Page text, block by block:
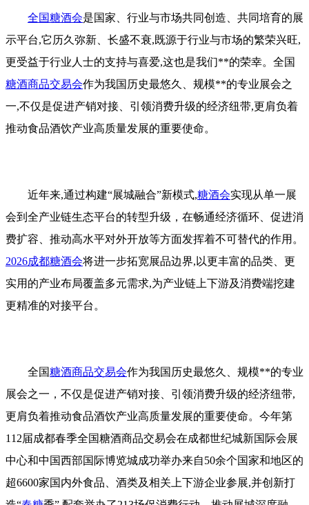
全国糖酒会是国家、行业与市场共同创造、共同培育的展
示平台,它历久弥新、长盛不衰,既源于行业与市场的繁荣兴旺,
更受益于行业人士的支持与喜爱,这也是我们**的荣幸。全国
糖酒商品交易会作为我国历史最悠久、规模**的专业展会之
一,不仅是促进产销对接、引领消费升级的经济纽带,更肩负着
推动食品酒饮产业高质量发展的重要使命。
近年来,通过构建“展城融合”新模式,糖酒会实现从单一展
会到全产业链生态平台的转型升级，在畅通经济循环、促进消
费扩容、推动高水平对外开放等方面发挥着不可替代的作用。
2026成都糖酒会将进一步拓宽展品边界,以更丰富的品类、更
实用的产业布局覆盖多元需求,为产业链上下游及消费端挖建
更精准的对接平台。
全国糖酒商品交易会作为我国历史最悠久、规模**的专业
展会之一，不仅是促进产销对接、引领消费升级的经济纽带,
更肩负着推动食品酒饮产业高质量发展的重要使命。今年第
112届成都春季全国糖酒商品交易会在成都世纪城新国际会展
中心和中国西部国际博览城成功举办来自50余个国家和地区的
超6600家国内外食品、酒类及相关上下游企业参展,并创新打